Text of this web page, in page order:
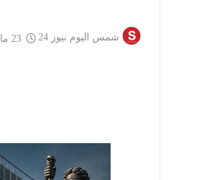
شمس اليوم نيوز 24